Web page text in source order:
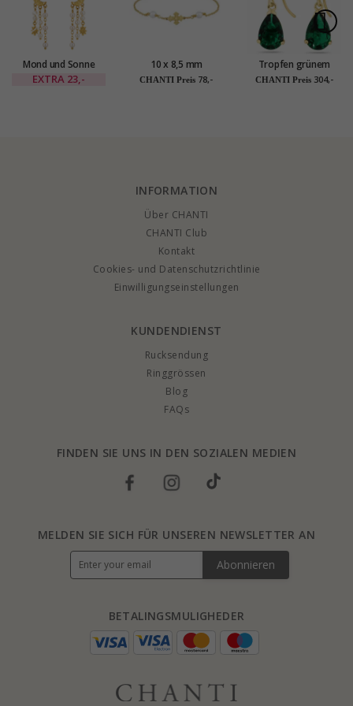
Mond und Sonne
Ohrringe in
EXTRA 23,-
10 x 8,5 mm
Dagmarkreuz Perle
CHANTI Preis 78,-
Tropfen grünem
Goldohrringe in 14
CHANTI Preis 304,-
INFORMATION
Über CHANTI
CHANTI Club
Kontakt
Cookies- und Datenschutzrichtlinie
Einwilligungseinstellungen
KUNDENDIENST
Rucksendung
Ringgrössen
Blog
FAQs
FINDEN SIE UNS IN DEN SOZIALEN MEDIEN
BETALINGSMULIGHEDER
MELDEN SIE SICH FÜR UNSEREN NEWSLETTER AN
Abonnieren